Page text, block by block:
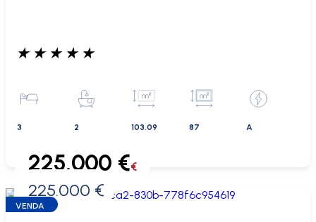
★ ★ ★ ★ ★
3 2 103.09 87 A
0 €
225.000 €€
225.000 €
VENDA